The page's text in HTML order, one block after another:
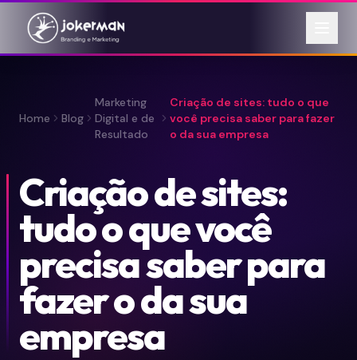
Home Blog
Marketing
Digital e de
Resultado
Criação de sites: tudo o que
você precisa saber para fazer
o da sua empresa
Criação de sites:
tudo o que você
precisa saber para
fazer o da sua
empresa